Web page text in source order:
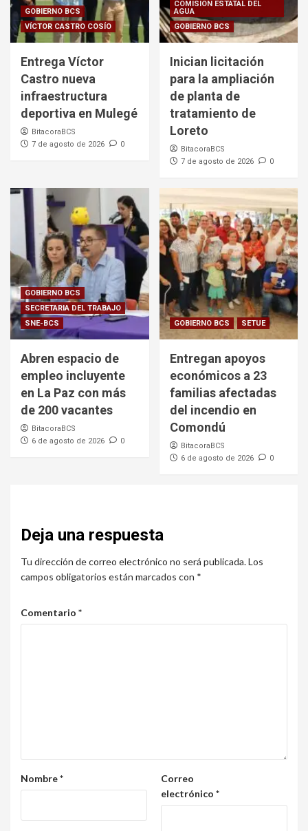
GOBIERNO BCS
VÍCTOR CASTRO COSÍO
Entrega Víctor
Castro nueva
infraestructura
deportiva en Mulegé
BitacoraBCS
7 de agosto de 2026
0
COMISION ESTATAL DEL
AGUA
GOBIERNO BCS
Inician licitación
para la ampliación
de planta de
tratamiento de
Loreto
BitacoraBCS
7 de agosto de 2026
0
GOBIERNO BCS
SECRETARIA DEL TRABAJO
SNE-BCS
Abren espacio de
empleo incluyente
en La Paz con más
de 200 vacantes
BitacoraBCS
6 de agosto de 2026
0
GOBIERNO BCS SETUE
Entregan apoyos
económicos a 23
familias afectadas
del incendio en
Comondú
BitacoraBCS
6 de agosto de 2026
0
Deja una respuesta
Tu dirección de correo electrónico no será publicada.Los
campos obligatorios están marcados con *
Comentario *
Nombre*
Correo
electrónico *